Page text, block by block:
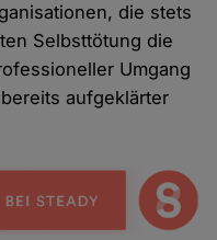
die stets
Selbsttötung die
Umgang
aufgeklärter